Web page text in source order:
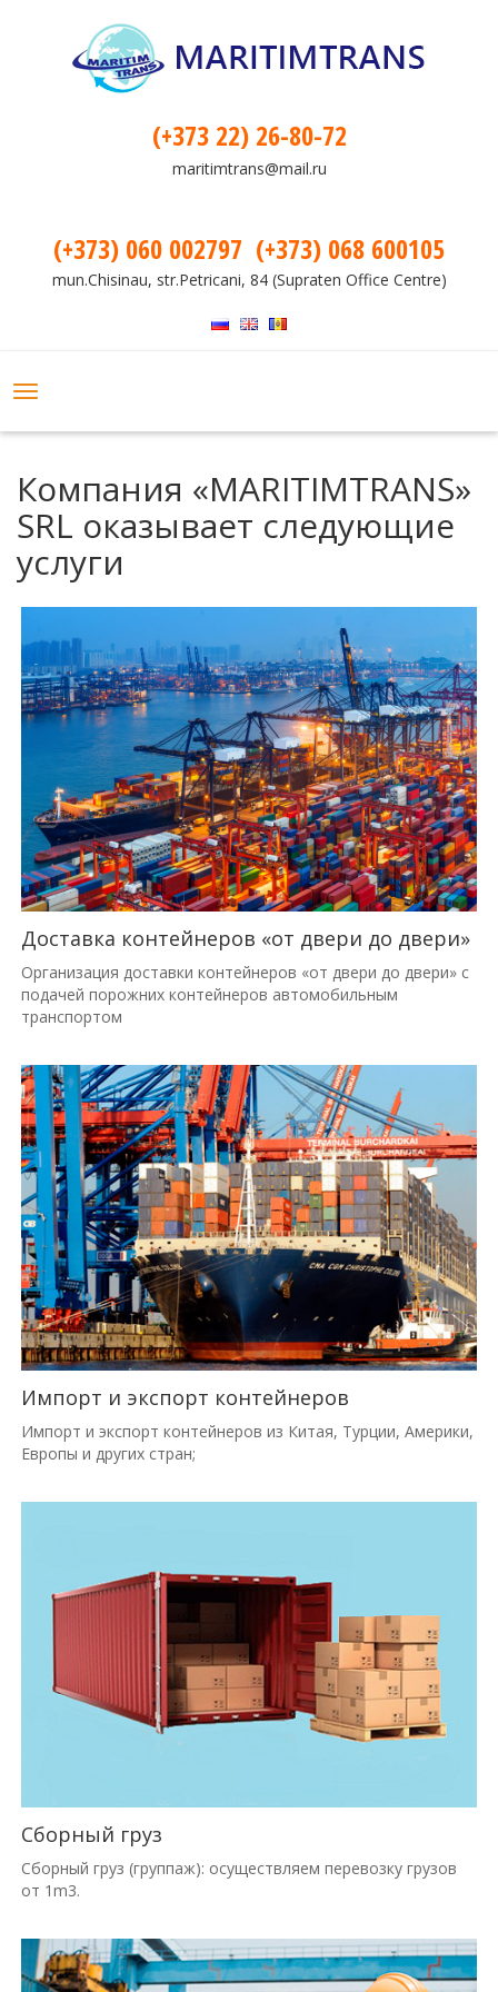
(+373 22) 26-80-72
maritimtrans@mail.ru
(+373) 060 002797 (+373) 068 600105
mun.Chisinau, str.Petricani, 84 (Supraten Office Centre)
Toggle
Компания «MARITIMTRANS»
SRL оказывает следующие
услуги
Доставка контейнеров «от двери до двери»
Организация доставки контейнеров «от двери до двери» с
подачей порожних контейнеров автомобильным
транспортом
Импорт и экспорт контейнеров
Импорт и экспорт контейнеров из Китая, Турции, Америки,
Европы и других стран;
Сборный груз
Сборный груз (группаж): осуществляем перевозку грузов
от 1m3.